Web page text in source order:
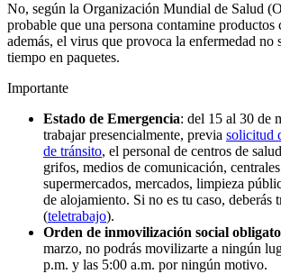
No, según la Organización Mundial de Salud
probable que una persona contamine productos
además, el virus que provoca la enfermedad no
tiempo en paquetes.
Importante
Estado de Emergencia: del 15 al 30 de
trabajar presencialmente, previa solicitud
de tránsito, el personal de centros de
grifos, medios de comunicación,
supermercados, mercados, limpieza
de alojamiento. Si no es tu caso, deberás
(teletrabajo).
Orden de inmovilización social
marzo, no podrás movilizarte a ningún
p.m. y las 5:00 a.m. por ningún motivo.